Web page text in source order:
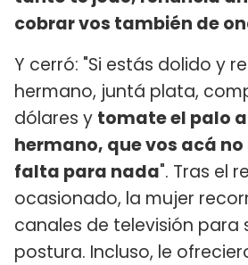
cobrar vos también de
Y cerró: "Si estás dolido y
hermano, juntá plata,
dólares y tomate el palo
hermano, que vos acá
falta para nada". Tras el
ocasionado, la mujer
canales de televisión para
postura. Incluso, le